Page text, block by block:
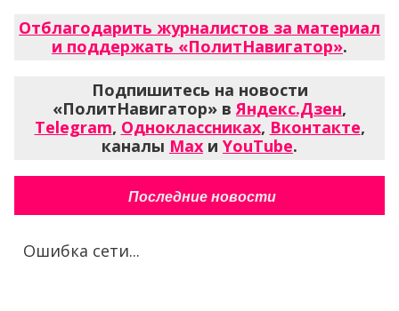
Отблагодарить журналистов за материал
и поддержать «ПолитНавигатор».
Подпишитесь на новости
«ПолитНавигатор» вЯндекс.Дзен,
Telegram, Одноклассниках, Вконтакте,
каналы Max и YouTube.
Последние новости
Ошибка сети...